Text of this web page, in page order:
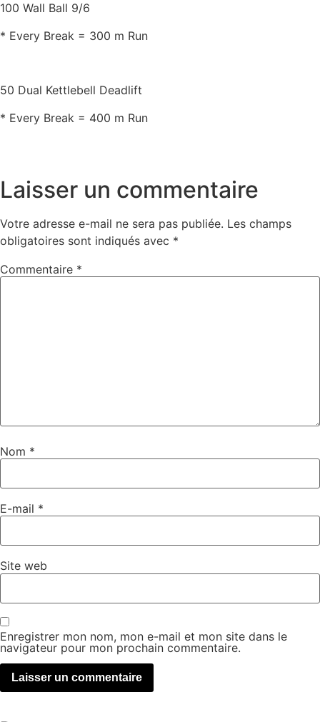
100 Wall Ball 9/6
* Every Break = 300 m Run
50 Dual Kettlebell Deadlift
* Every Break = 400 m Run
Laisser un commentaire
Votre adresse e-mail ne sera pas publiée. Les champs
obligatoires sont indiqués avec *
Commentaire *
Nom *
E-mail *
Site web
Enregistrer mon nom, mon e-mail et mon site dans le
navigateur pour mon prochain commentaire.